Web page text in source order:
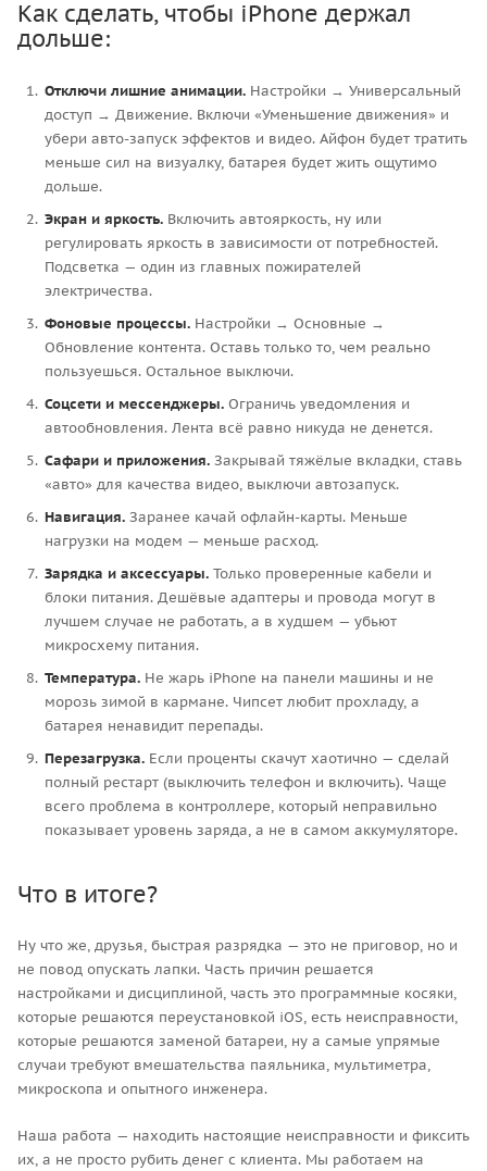
Как сделать, чтобы iPhone держал
дольше:
Отключи лишние анимации. Настройки → Универсальный
доступ → Движение. Включи «Уменьшение движения» и
убери авто-запуск эффектов и видео. Айфон будет тратить
меньше сил на визуалку, батарея будет жить ощутимо
дольше.
Экран и яркость. Включить автояркость, ну или
регулировать яркость в зависимости от потребностей.
Подсветка — один из главных пожирателей
электричества.
Фоновые процессы. Настройки → Основные →
Обновление контента. Оставь только то, чем реально
пользуешься. Остальное выключи.
Соцсети и мессенджеры. Ограничь уведомления и
автообновления. Лента всё равно никуда не денется.
Сафари и приложения. Закрывай тяжёлые вкладки, ставь
«авто» для качества видео, выключи автозапуск.
Навигация. Заранее качай офлайн-карты. Меньше
нагрузки на модем — меньше расход.
Зарядка и аксессуары. Только проверенные кабели и
блоки питания. Дешёвые адаптеры и провода могут в
лучшем случае не работать, а в худшем — убьют
микросхему питания.
Температура. Не жарь iPhone на панели машины и не
морозь зимой в кармане. Чипсет любит прохладу, а
батарея ненавидит перепады.
Перезагрузка. Если проценты скачут хаотично — сделай
полный рестарт (выключить телефон и включить). Чаще
всего проблема в контроллере, который неправильно
показывает уровень заряда, а не в самом аккумуляторе.
Что в итоге?
Ну что же, друзья, быстрая разрядка — это не приговор, но и
не повод опускать лапки. Часть причин решается
настройками и дисциплиной, часть это программные косяки,
которые решаются переустановкой iOS, есть неисправности,
которые решаются заменой батареи, ну а самые упрямые
случаи требуют вмешательства паяльника, мультиметра,
микроскопа и опытного инженера.
Наша работа — находить настоящие неисправности и фиксить
их, а не просто рубить денег с клиента. Мы работаем на